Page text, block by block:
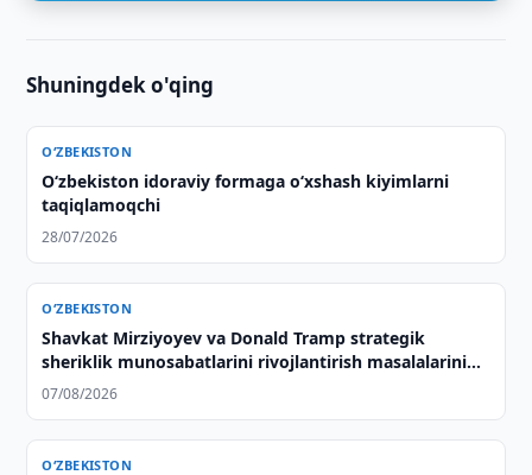
Shuningdek o'qing
O‘ZBEKISTON
Oʻzbekiston idoraviy formaga oʻxshash kiyimlarni
taqiqlamoqchi
28/07/2026
O‘ZBEKISTON
Shavkat Mirziyoyev va Donald Tramp strategik
sheriklik munosabatlarini rivojlantirish masalalarini
muhokama qilishdi
07/08/2026
O‘ZBEKISTON